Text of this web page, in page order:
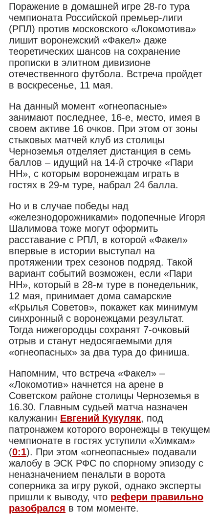
Поражение в домашней игре 28-го тура
чемпионата Российской премьер-лиги
(РПЛ) против московского «Локомотива»
лишит воронежский «Факел» даже
теоретических шансов на сохранение
прописки в элитном дивизионе
отечественного футбола. Встреча пройдет
в воскресенье, 11 мая.
На данный момент «огнеопасные»
занимают последнее, 16-е, место, имея в
своем активе 16 очков. При этом от зоны
стыковых матчей клуб из столицы
Черноземья отделяет дистанция в семь
баллов – идущий на 14-й строчке «Пари
НН», с которым воронежцам играть в
гостях в 29-м туре, набрал 24 балла.
Но и в случае победы над
«железнодорожниками» подопечные Игоря
Шалимова тоже могут оформить
расставание с РПЛ, в которой «Факел»
впервые в истории выступал на
протяжении трех сезонов подряд. Такой
вариант событий возможен, если «Пари
НН», который в 28-м туре в понедельник,
12 мая, принимает дома самарские
«Крылья Советов», покажет как минимум
синхронный с воронежцами результат.
Тогда нижегородцы сохранят 7-очковый
отрыв и станут недосягаемыми для
«огнеопасных» за два тура до финиша.
Напомним, что встреча «Факел» –
«Локомотив» начнется на арене в
Советском районе столицы Черноземья в
16.30. Главным судьей матча назначен
калужанин Евгений Кукуляк, под
патронажем которого воронежцы в текущем
чемпионате в гостях уступили «Химкам»
(0:1). При этом «огнеопасные» подавали
жалобу в ЭСК РФС по спорному эпизоду с
неназначением пенальти в ворота
соперника за игру рукой, однако эксперты
пришли к выводу, что рефери правильно
разобрался в том моменте.